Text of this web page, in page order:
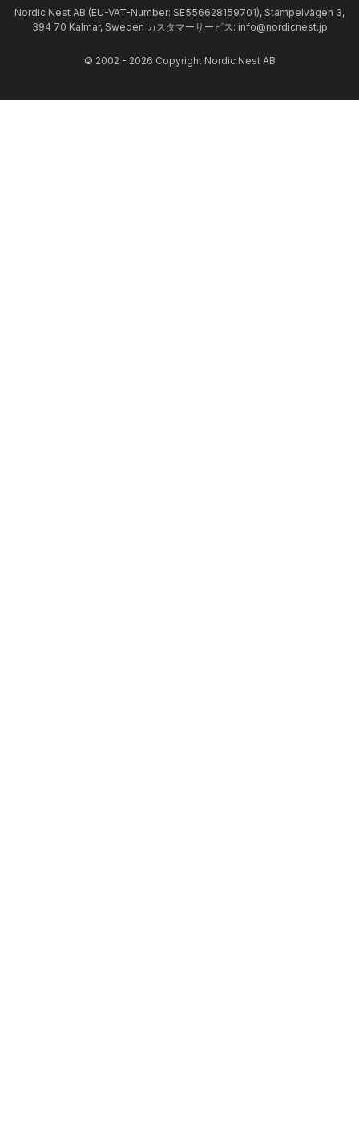
Nordic Nest AB (EU-VAT-Number: SE556628159701), Stämpelvägen 3,
394 70 Kalmar, Sweden カスタマーサービス: info@nordicnest.jp
© 2002 - 2026 Copyright Nordic Nest AB